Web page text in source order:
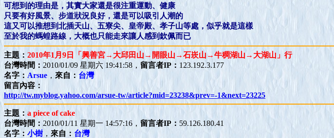
可想到的理由是，其實大家還是很注重運動、健康
只要有好風景、步道狀況良好，還是可以吸引人潮的
這又可以推想到北插天山、五寮尖、皇帝殿、孝子山等處，似乎就是這樣
至於我的螞蝗路線，大概也只能走來讓人感到欽佩而已
主題： 2010年1月9日「興善宮→大邱田山→開眼山→石崁山→牛稠湖山→大湖山」行
台灣時間： 2010/01/09 星期六 19:41:58， 留言者IP： 123.192.3.177
名字： Arsue ， 來自： 台灣
留言內容：
http://tw.myblog.yahoo.com/arsue-tw/article?mid=23238&prev=-1&next=23225
主題： a piece of cake
台灣時間： 2010/01/11 星期一 14:57:16， 留言者IP： 59.126.180.41
名字： 小樹 ， 來自： 台灣